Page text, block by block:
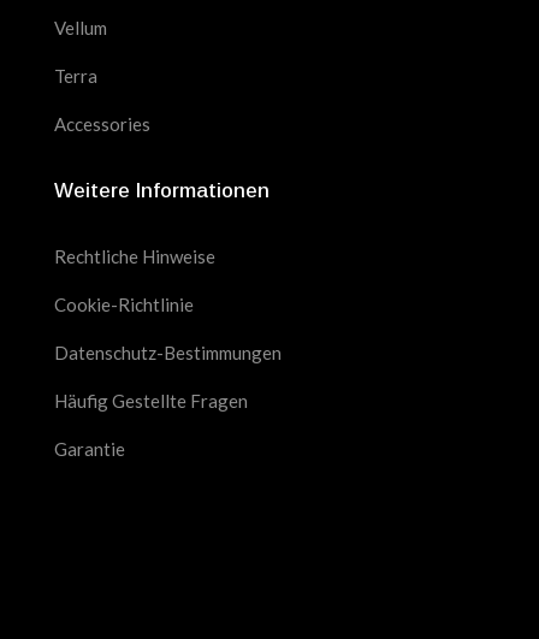
Vellum
Terra
Accessories
Weitere Informationen
Rechtliche Hinweise
Cookie-Richtlinie
Datenschutz-Bestimmungen
Häufig Gestellte Fragen
Garantie